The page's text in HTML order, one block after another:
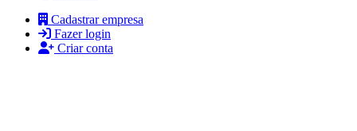
Cadastrar empresa
Fazer login
Criar conta